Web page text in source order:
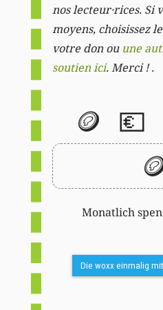
nos lecteur·rices. Si
moyens, choisissez
votre don ou une
soutien ici. Merci ! .
🪙 💶
Monatlich
Die woxx einmalig